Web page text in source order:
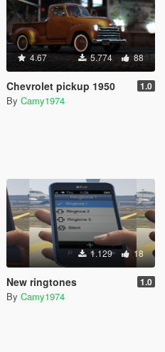
4.67 5.774 88
Chevrolet pickup 1950 1.0
By Camy1974
1.129 18
New ringtones 1.0
By Camy1974